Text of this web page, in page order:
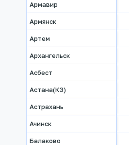
Армавир
Армянск
Артем
Архангельск
Асбест
Астана(КЗ)
Астрахань
Ачинск
Балаково